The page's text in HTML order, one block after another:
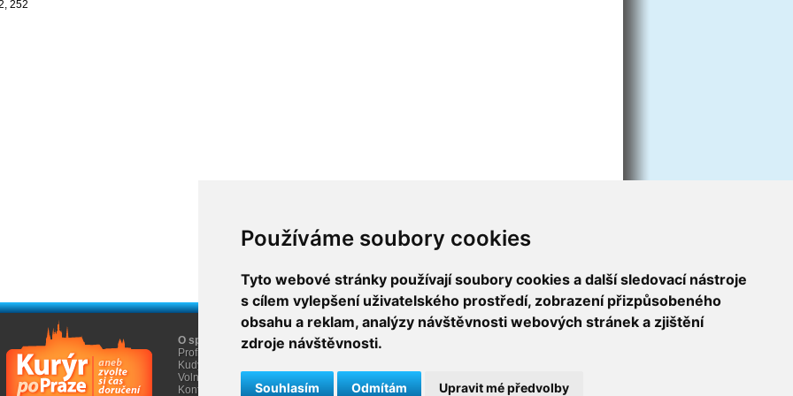
Používáme soubory cookies
Tyto webové stránky používají soubory cookies a další sledovací nástroje
s cílem vylepšení uživatelského prostředí, zobrazení přizpůsobeného
obsahu a reklam, analýzy návštěvnosti webových stránek a zjištění
zdroje návštěvnosti.
Souhlasím Odmítám Upravit mé předvolby
252
O společnosti
Profil firmy AGEM
Kudy k nám
Volná místa
Kontakty
O nákupu
Obchodní informace